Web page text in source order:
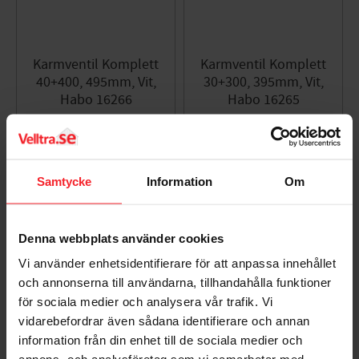
Samtycke Information Om
Denna webbplats använder cookies
Vi använder enhetsidentifierare för att anpassa innehållet
och annonserna till användarna, tillhandahålla funktioner
för sociala medier och analysera vår trafik. Vi
vidarebefordrar även sådana identifierare och annan
information från din enhet till de sociala medier och
Karmventil Komplett
40+400, 495mm, Vit,
Habo 16266
Karmventil Komplett
30+300, 395mm, Vit,
Habo 16265
KR